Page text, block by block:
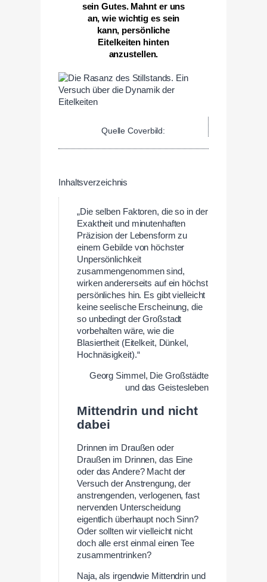
sein Gutes. Mahnt er uns
an, wie wichtig es sein
kann, persönliche
Eitelkeiten hinten
anzustellen.
Quelle Coverbild:
Inhaltsverzeichnis
„Die selben Faktoren, die so in der
Exaktheit und minutenhaften
Präzision der Lebensform zu
einem Gebilde von höchster
Unpersönlichkeit
zusammengenommen sind,
wirken andererseits auf ein höchst
persönliches hin. Es gibt vielleicht
keine seelische Erscheinung, die
so unbedingt der Großstadt
vorbehalten wäre, wie die
Blasiertheit (Eitelkeit, Dünkel,
Hochnäsigkeit).“
Georg Simmel, Die Großstädte
und das Geistesleben
Mittendrin und nicht
dabei
Drinnen im Draußen oder
Draußen im Drinnen, das Eine
oder das Andere? Macht der
Versuch der Anstrengung, der
anstrengenden, verlogenen, fast
nervenden Unterscheidung
eigentlich überhaupt noch Sinn?
Oder sollten wir vielleicht nicht
doch alle erst einmal einen Tee
zusammentrinken?
Naja, als irgendwie Mittendrin und